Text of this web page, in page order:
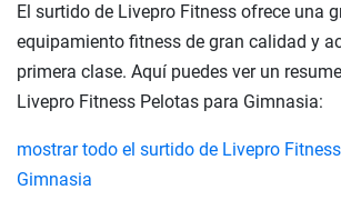
El surtido de Livepro Fitness ofrece una
equipamiento fitness de gran calidad y
primera clase. Aquí puedes ver un
Livepro Fitness Pelotas para Gimnasia:
mostrar todo el surtido de Livepro
Gimnasia